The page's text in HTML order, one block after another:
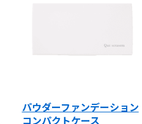
パウダーファンデーション
コンパクトケース